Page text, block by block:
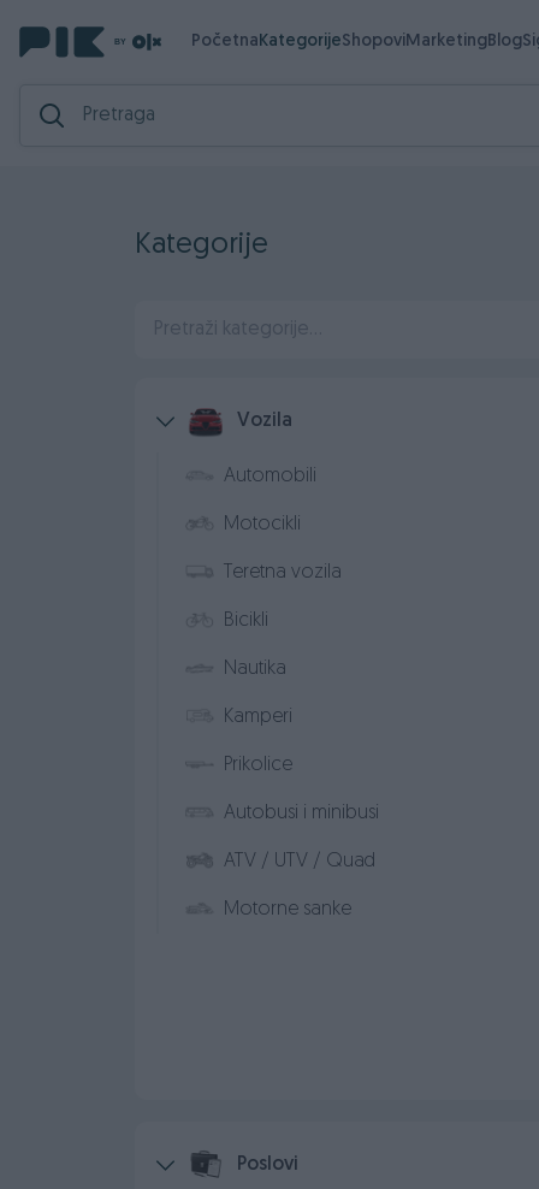
PočetnaKategorijeShopoviMarketingBlog
Kategorije
Vozila
Automobili
Motocikli
Teretna vozila
Bicikli
Nautika
Kamperi
Prikolice
Autobusi i minibusi
ATV / UTV / Quad
Motorne sanke
Poslovi